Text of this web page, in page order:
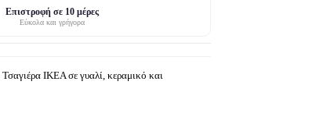
Επιστροφή σε 10 μέρες
Εύκολα και γρήγορα
Τσαγιέρα IKEA σε γυαλί, κεραμικό και